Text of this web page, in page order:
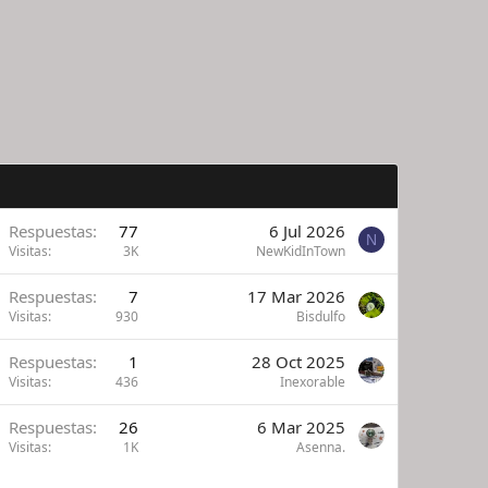
Respuestas 77
Visitas 3K
6 Jul 2026
NewKidInTown
N
Respuestas 7
Visitas 930
17 Mar 2026
Bisdulfo
Respuestas 1
Visitas 436
28 Oct 2025
Inexorable
Respuestas 26
Visitas 1K
6 Mar 2025
Asenna.